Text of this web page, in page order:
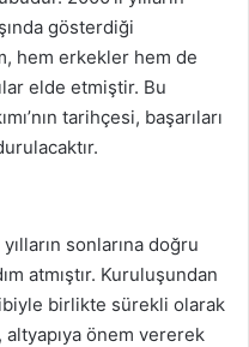
gösterdiği
hem erkekler hem de
elde etmiştir. Bu
tarihçesi, başarıları
yılların sonlarına doğru
atmıştır. Kuruluşundan
birlikte sürekli olarak
önem vererek